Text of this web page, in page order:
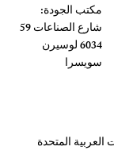
مكتب الجودة:
شارع الصناعات 59
6034 لوسيرن
سويسرا